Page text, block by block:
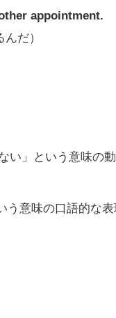
appointment.
だ）
い」という意味の動
う意味の口語的な